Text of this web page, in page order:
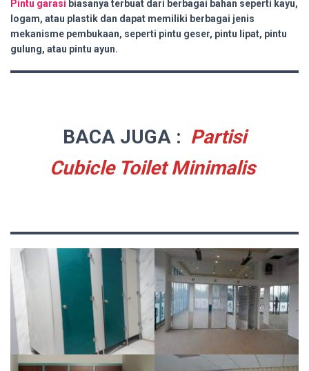
Pintu garasi biasanya terbuat dari berbagai bahan seperti kayu,
logam, atau plastik dan dapat memiliki berbagai jenis
mekanisme pembukaan, seperti pintu geser, pintu lipat, pintu
gulung, atau pintu ayun.
BACA JUGA : Partisi
Cubicle Toilet Minimalis